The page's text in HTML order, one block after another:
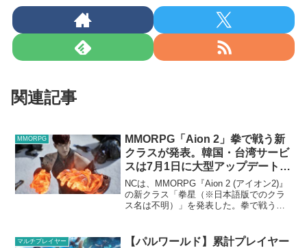
関連記事
MMORPG
MMORPG「Aion 2」拳で戦う新
クラスが発表。韓国・台湾サービ
スは7月1日に大型アップデート実
施
NCは、MMORPG『Aion 2 (アイオン2)』
の新クラス「拳星（※日本語版でのクラ
ス名は不明）」を発表した。拳で戦う近
年7月1日にChapter ...
マルチプレイヤー
【パルワールド】累計プレイヤー